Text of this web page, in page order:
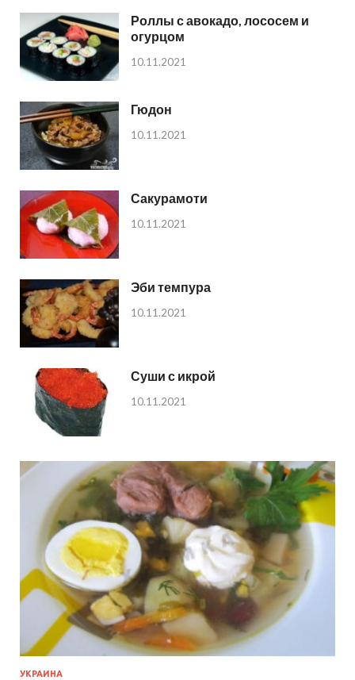
Роллы с авокадо, лососем и
огурцом
10.11.2021
Гюдон
10.11.2021
Сакурамоти
10.11.2021
Эби темпура
10.11.2021
Суши с икрой
10.11.2021
УКРАИНА